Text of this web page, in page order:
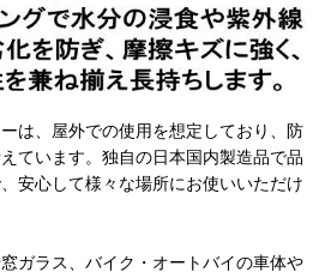
は、屋外での使用を想定しており、防
ています。独自の日本国内製造品で品
安心して様々な場所にお使いいただけ
ガラス、バイク・オートバイの車体や